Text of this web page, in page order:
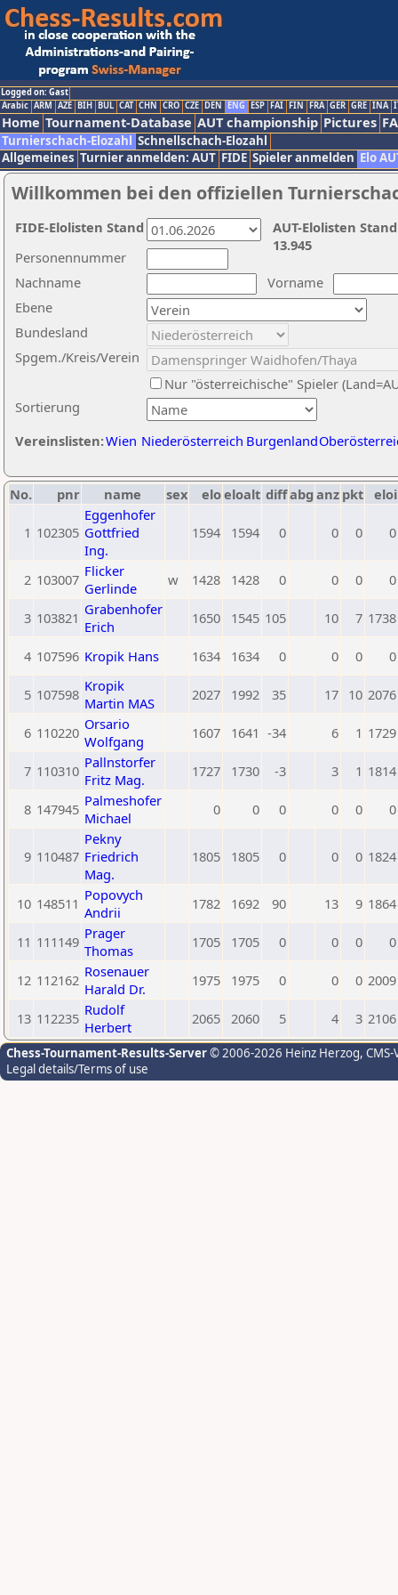
Logged on: Gast
Arabic ARM AZE BIH BUL CAT CHN CRO CZE DEN ENG ESP FAI FIN FRA GER GRE INA
Home Tournament-Database AUT championship Pictures
Turnierschach-Elozahl Schnellschach-Elozahl
Allgemeines Turnier anmelden: AUT FIDE Spieler anmelden Elo
Willkommen bei den offiziellen
Nachname
Vorname
Ebene
Sortierung
Personennummer
Bundesland
Spgem./Kreis/Verein
Nur "österreichische" Spieler
Vereinslisten:Wien Niederösterreich Burgenland
AUT-Elolisten
13.945
FIDE-Elolisten Stand
No. pnr name sex eloeloalt diffabg anz pkt eloi
1 102305
Eggenhofer
Gottfried
Ing.
1594 1594 0 0 0 0
2 103007 Flicker
Gerlinde
w 1428 1428 0 0 0 0
3 103821 Grabenhofer
Erich
1650 1545 105 10 7 1738
4 107596 Kropik Hans 1634 1634 0 0 0 0
5 107598 Kropik
Martin MAS
2027 1992 35 17 10 2076
6 110220 Orsario
Wolfgang
1607 1641 -34 6 1 1729
7 110310 Pallnstorfer
Fritz Mag.
1727 1730 -3 3 1 1814
8 147945 Palmeshofer
Michael
0 0 0 0 0 0
9 110487
Pekny
Friedrich
Mag.
1805 1805 0 0 0 1824
10 148511 Popovych
Andrii
1782 1692 90 13 9 1864
11 111149 Prager
Thomas
1705 1705 0 0 0 0
12 112162 Rosenauer
Harald Dr.
1975 1975 0 0 0 2009
13 112235 Rudolf
Herbert
2065 2060 5 4 3 2106
Chess-Tournament-Results-Server© 2006-2026 Heinz Herzog,
Legal details/Terms of use